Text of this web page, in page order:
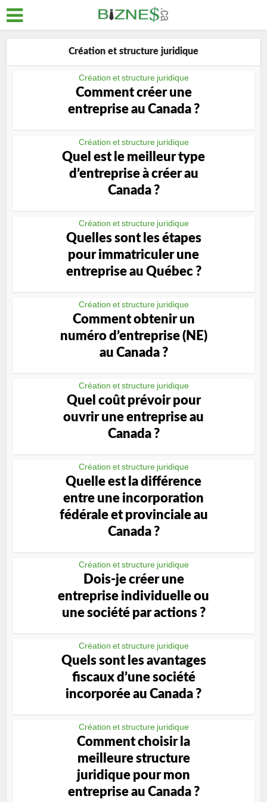
Création et structure juridique
Création et structure juridique
Comment créer une
entreprise au Canada ?
Création et structure juridique
Quel est le meilleur type
d’entreprise à créer au
Canada ?
Création et structure juridique
Quelles sont les étapes
pour immatriculer une
entreprise au Québec ?
Création et structure juridique
Comment obtenir un
numéro d’entreprise (NE)
au Canada ?
Création et structure juridique
Quel coût prévoir pour
ouvrir une entreprise au
Canada ?
Création et structure juridique
Quelle est la différence
entre une incorporation
fédérale et provinciale au
Canada ?
Création et structure juridique
Dois-je créer une
entreprise individuelle ou
une société par actions ?
Création et structure juridique
Quels sont les avantages
fiscaux d’une société
incorporée au Canada ?
Création et structure juridique
Comment choisir la
meilleure structure
juridique pour mon
entreprise au Canada ?